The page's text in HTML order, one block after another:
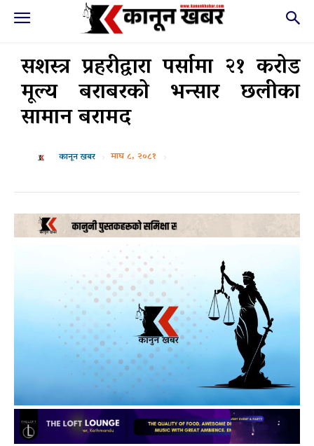
सशस्त्र प्रहरीद्वारा पर्सामा २१ करोड
मूल्य बराबरको भन्सार छलीका
सामान बरामद
कानून खबर माघ ८, २०८१